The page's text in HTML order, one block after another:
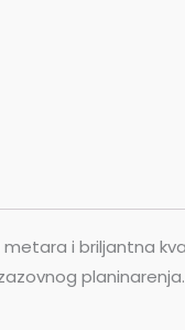
i briljantna